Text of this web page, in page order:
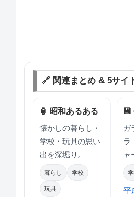
🔗 関連まとめ & 5サイ
🏮 昭和あるある
懐かしの暮らし・
学校・玩具の思い
出を深堀り。
暮らし 学校
玩具
ガ
ラ
ャ
平